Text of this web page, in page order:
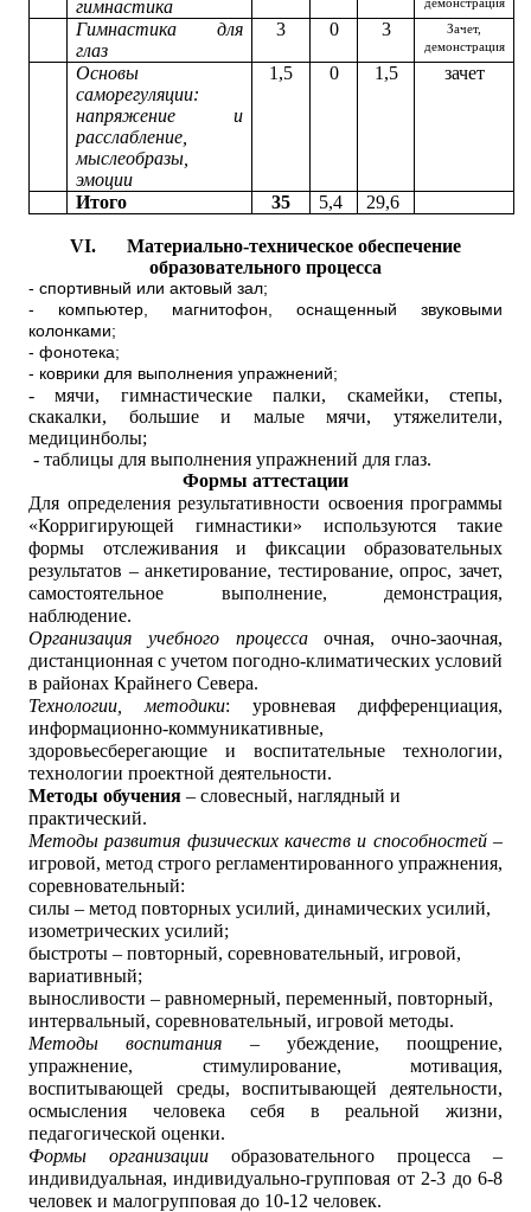
гимнастика демонстрация
Гимнастика для
глаз
3 0 3
Зачет,
демонстрация
Основы
саморегуляции:
напряжение и
расслабление,
мыслеобразы,
эмоции
1,5 0 1,5 зачет
Итого 35 5,4 29,6
VI.
Материально-техническое обеспечение
образовательного процесса
- спортивный или актовый зал;
- компьютер, магнитофон, оснащенный звуковыми
колонками;
- фонотека;
- коврики для выполнения упражнений;
- мячи, гимнастические палки, скамейки, степы,
скакалки, большие и малые мячи, утяжелители,
медицинболы;
- таблицы для выполнения упражнений для глаз.
Формы аттестации
Для определения результативности освоения программы
«Корригирующей гимнастики» используются такие
формы отслеживания и фиксации образовательных
результатов – анкетирование, тестирование, опрос, зачет,
самостоятельное выполнение, демонстрация,
наблюдение.
Организация учебного процессаочная, очно-заочная,
дистанционная с учетом погодно-климатических условий
в районах Крайнего Севера.
Технологии, методики: уровневая дифференциация,
информационно-коммуникативные,
здоровьесберегающие и воспитательные технологии,
технологии проектной деятельности.
Методы обучения – словесный, наглядный и
практический.
Методы развития физических качеств и способностей–
игровой, метод строго регламентированного упражнения,
соревновательный:
силы – метод повторных усилий, динамических усилий,
изометрических усилий;
быстроты – повторный, соревновательный, игровой,
вариативный;
выносливости – равномерный, переменный, повторный,
интервальный, соревновательный, игровой методы.
Методы воспитания – убеждение, поощрение,
упражнение, стимулирование, мотивация,
воспитывающей среды, воспитывающей деятельности,
осмысления человека себя в реальной жизни,
педагогической оценки.
Формы организации образовательного процесса –
индивидуальная, индивидуально-групповая от 2-3 до 6-8
человек и малогрупповая до 10-12 человек.